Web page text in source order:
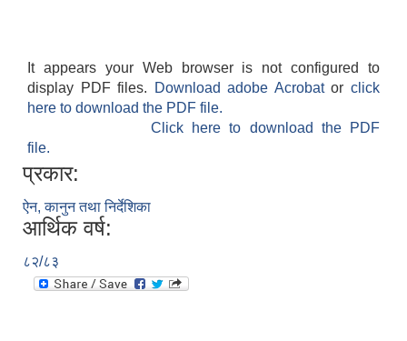
It appears your Web browser is not configured to
display PDF files.
Download adobe Acrobatorclick
here to download the PDF file.
Click here to download the PDF
file.
प्रकार:
ऐन, कानुन तथा निर्देशिका
आर्थिक वर्ष:
८२/८३